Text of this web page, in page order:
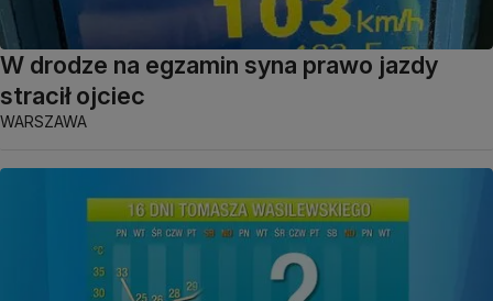
W drodze na egzamin syna prawo jazdy
stracił ojciec
WARSZAWA